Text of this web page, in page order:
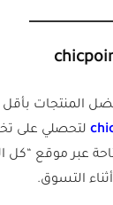
المنتجات
لتحصلي على
عبر موقع “كل
التسوق.